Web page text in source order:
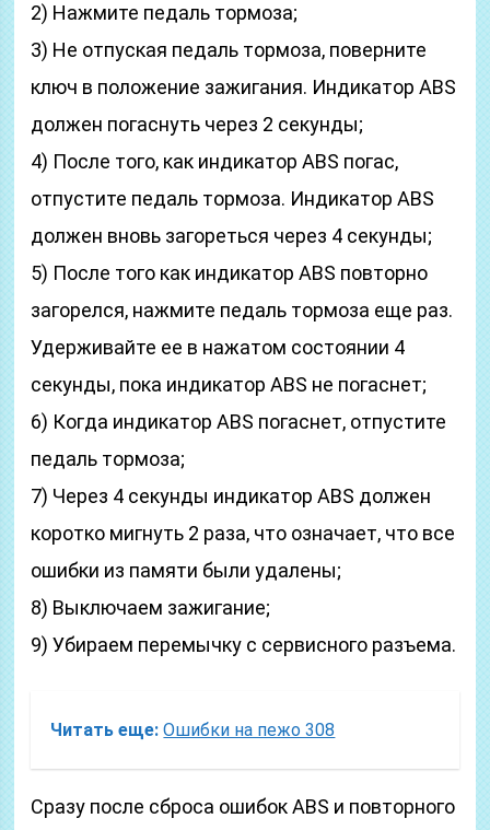
2) Нажмите педаль тормоза;
3) Не отпуская педаль тормоза, поверните
ключ в положение зажигания. Индикатор ABS
должен погаснуть через 2 секунды;
4) После того, как индикатор ABS погас,
отпустите педаль тормоза. Индикатор ABS
должен вновь загореться через 4 секунды;
5) После того как индикатор ABS повторно
загорелся, нажмите педаль тормоза еще раз.
Удерживайте ее в нажатом состоянии 4
секунды, пока индикатор ABS не погаснет;
6) Когда индикатор ABS погаснет, отпустите
педаль тормоза;
7) Через 4 секунды индикатор ABS должен
коротко мигнуть 2 раза, что означает, что все
ошибки из памяти были удалены;
8) Выключаем зажигание;
9) Убираем перемычку с сервисного разъема.
Читать еще: Ошибки на пежо 308
Сразу после сброса ошибок ABS и повторного